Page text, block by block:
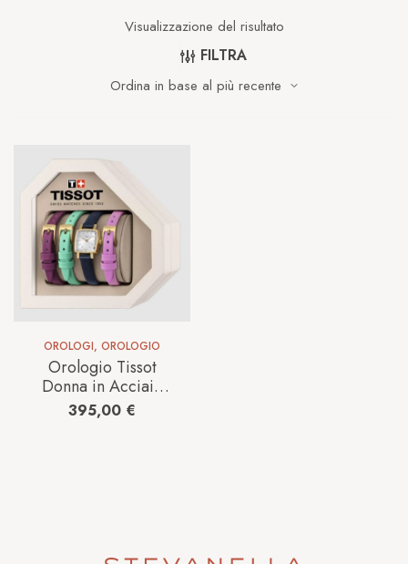
Visualizzazione del risultato
FILTRA
OROLOGI, OROLOGIO
Orologio Tissot
Donna in Acciaio
T0581093603103
395,00 €